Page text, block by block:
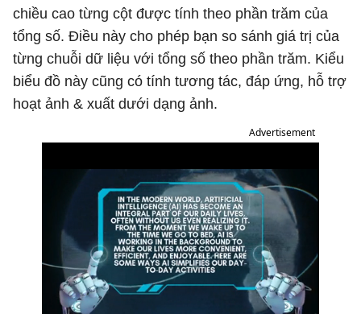
chiều cao từng cột được tính theo phần trăm của
tổng số. Điều này cho phép bạn so sánh giá trị của
từng chuỗi dữ liệu với tổng số theo phần trăm. Kiểu
biểu đồ này cũng có tính tương tác, đáp ứng, hỗ trợ
hoạt ảnh & xuất dưới dạng ảnh.
Advertisement